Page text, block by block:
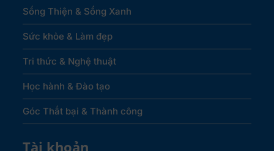
Sống Thiện & Sống Xanh
Sức khỏe & Làm đẹp
Tri thức & Nghệ thuật
Học hành & Đào tạo
Góc Thất bại & Thành công
Tài khoản